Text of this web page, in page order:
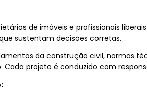
de imóveis e profissionais
sustentam decisões corretas.
da construção civil, normas
projeto é conduzido com